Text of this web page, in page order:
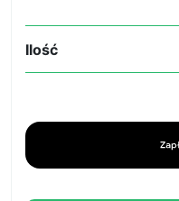
Ilość
ilość
mydła
Jang